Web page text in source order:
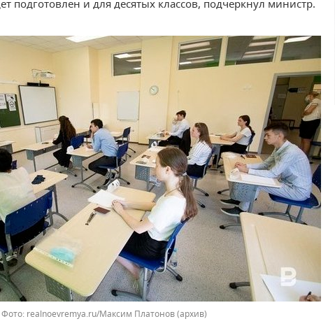
подготовлен и для десятых классов, подчеркнул министр.
Фото: realnoevremya.ru/Максим Платонов (архив)